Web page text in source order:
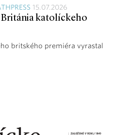
15.07.2026
Británia katolíckeho
britského premiéra vyrastal